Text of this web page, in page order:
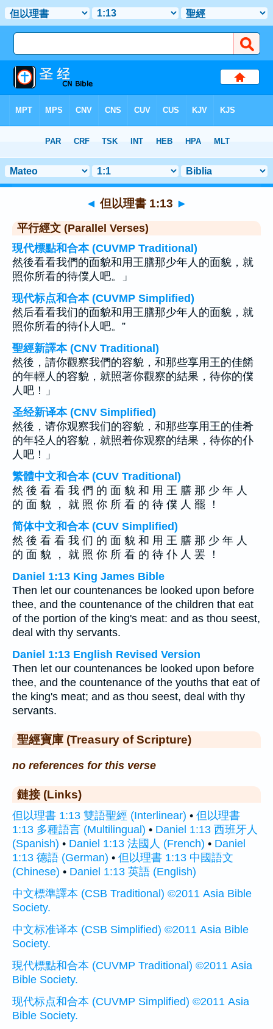
> 聖經金句 13
◄ 但以理書 1:13 ►
平行經文 (Parallel Verses)
現代標點和合本 (CUVMP Traditional)
然後看看我們的面貌和用王膳那少年人的面貌，就
照你所看的待僕人吧。」
现代标点和合本 (CUVMP Simplified)
然后看看我们的面貌和用王膳那少年人的面貌，就
照你所看的待仆人吧。”
聖經新譯本 (CNV Traditional)
然後，請你觀察我們的容貌，和那些享用王的佳餚
的年輕人的容貌，就照著你觀察的結果，待你的僕
人吧！」
圣经新译本 (CNV Simplified)
然後，请你观察我们的容貌，和那些享用王的佳肴
的年轻人的容貌，就照着你观察的结果，待你的仆
人吧！」
繁體中文和合本 (CUV Traditional)
然 後 看 看 我 們 的 面 貌 和 用 王 膳 那 少 年 人
的 面 貌 ， 就 照 你 所 看 的 待 僕 人 罷 ！
简体中文和合本 (CUV Simplified)
然 後 看 看 我 们 的 面 貌 和 用 王 膳 那 少 年 人
的 面 貌 ， 就 照 你 所 看 的 待 仆 人 罢 ！
Daniel 1:13 King James Bible
Then let our countenances be looked upon before
thee, and the countenance of the children that eat
of the portion of the king's meat: and as thou seest,
deal with thy servants.
Daniel 1:13 English Revised Version
Then let our countenances be looked upon before
thee, and the countenance of the youths that eat of
the king's meat; and as thou seest, deal with thy
servants.
聖經寶庫 (Treasury of Scripture)
no references for this verse
鏈接 (Links)
但以理書 1:13 雙語聖經 (Interlinear) • 但以理書
1:13 多種語言 (Multilingual) • Daniel 1:13 西班牙人
(Spanish) • Daniel 1:13 法國人 (French) • Daniel
1:13 德語 (German) • 但以理書 1:13 中國語文
(Chinese) • Daniel 1:13 英語 (English)
中文標準譯本 (CSB Traditional) ©2011 Asia Bible
Society.
中文标准译本 (CSB Simplified) ©2011 Asia Bible
Society.
現代標點和合本 (CUVMP Traditional) ©2011 Asia
Bible Society.
现代标点和合本 (CUVMP Simplified) ©2011 Asia
Bible Society.